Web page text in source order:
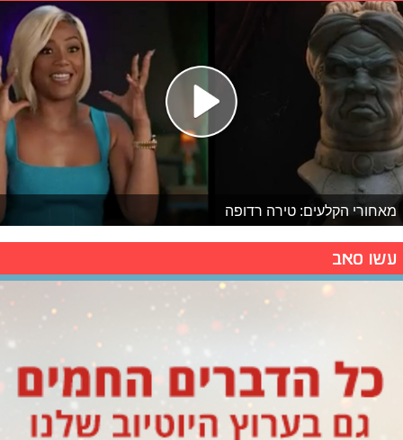
מאחורי הקלעים: טירה רדופה
עשו סאב